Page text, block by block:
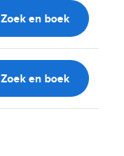
Zoek en boek
Zoek en boek